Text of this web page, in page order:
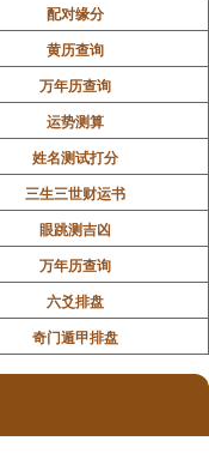
配对缘分
黄历查询
万年历查询
运势测算
姓名测试打分
三生三世财运书
眼跳测吉凶
万年历查询
六爻排盘
奇门遁甲排盘